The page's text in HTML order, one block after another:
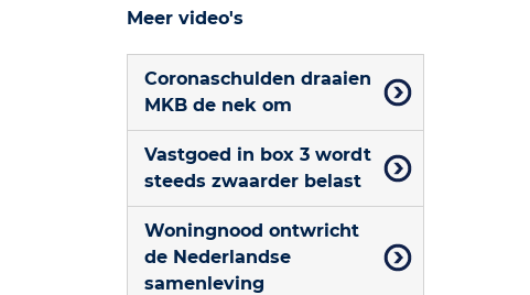
Meer video's
Coronaschulden draaien
MKB de nek om
Vastgoed in box 3 wordt
steeds zwaarder belast
Woningnood ontwricht
de Nederlandse
samenleving